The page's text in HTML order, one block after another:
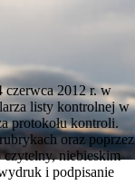
czerwca 2012 r. w
listy kontrolnej w
protokołu kontroli.
oraz poprzez
niebieskim
i podpisanie